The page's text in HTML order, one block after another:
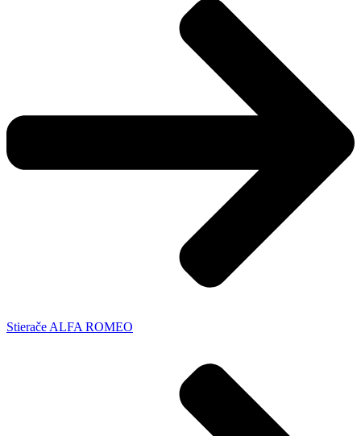
Stierače ALFA ROMEO